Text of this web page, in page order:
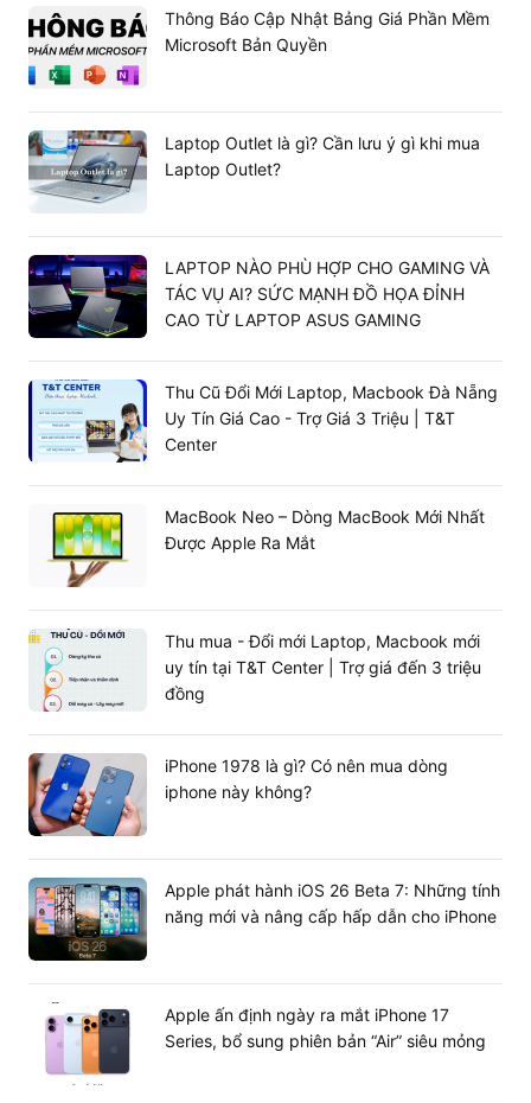
Thông Báo Cập Nhật Bảng Giá Phần Mềm
Microsoft Bản Quyền
Laptop Outlet là gì? Cần lưu ý gì khi mua
Laptop Outlet?
LAPTOP NÀO PHÙ HỢP CHO GAMING VÀ
TÁC VỤ AI? SỨC MẠNH ĐỒ HỌA ĐỈNH
CAO TỪ LAPTOP ASUS GAMING
Thu Cũ Đổi Mới Laptop, Macbook Đà Nẵng
Uy Tín Giá Cao - Trợ Giá 3 Triệu | T&T
Center
MacBook Neo – Dòng MacBook Mới Nhất
Được Apple Ra Mắt
Thu mua - Đổi mới Laptop, Macbook mới
uy tín tại T&T Center | Trợ giá đến 3 triệu
đồng
iPhone 1978 là gì? Có nên mua dòng
iphone này không?
Apple phát hành iOS 26 Beta 7: Những tính
năng mới và nâng cấp hấp dẫn cho iPhone
Apple ấn định ngày ra mắt iPhone 17
Series, bổ sung phiên bản “Air” siêu mỏng